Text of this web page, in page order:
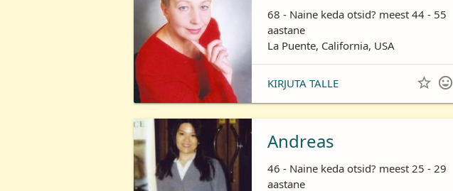
68 - Naine keda otsid? meest 44 - 55
aastane
La Puente, California, USA
KIRJUTA TALLE  
Andreas
46 - Naine keda otsid? meest 25 - 29
aastane